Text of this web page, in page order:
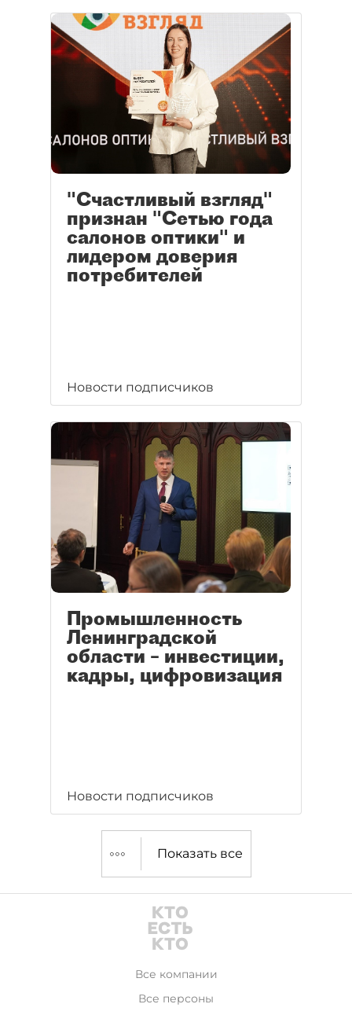
"Счастливый взгляд"
признан "Сетью года
салонов оптики" и
лидером доверия
потребителей
Новости подписчиков
Промышленность
Ленинградской
области – инвестиции,
кадры, цифровизация
Новости подписчиков
Показать все
Все компании
Все персоны